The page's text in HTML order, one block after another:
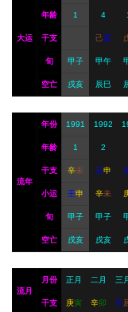
员
大运
年龄 1 4
干支 己亥
旬 甲子 甲午
空亡 戌亥 辰巳
流年
年份 1991 1992
年龄 1 2
干支 辛未 壬申
小运 壬申 辛未
旬 甲子 甲子
空亡 戌亥 戌亥
流月
月份 正月 二月 三
干支 庚寅 辛卯 壬